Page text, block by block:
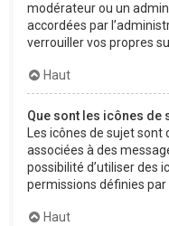
modérateur ou un
accordées par
verrouiller vos propres
Haut
Que sont les icônes de
Les icônes de sujet
associées à des
possibilité d’utiliser des
permissions définies par
Haut